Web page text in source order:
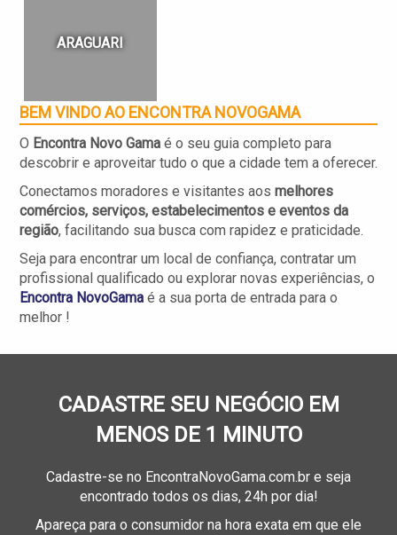
ARAGUARI
BEM VINDO AO ENCONTRANOVOGAMA
O Encontra Novo Gama é o seu guia completo para
descobrir e aproveitar tudo o que a cidade tem a oferecer.
Conectamos moradores e visitantes aos melhores
comércios, serviços, estabelecimentos e eventos da
região, facilitando sua busca com rapidez e praticidade.
Seja para encontrar um local de confiança, contratar um
profissional qualificado ou explorar novas experiências, o
Encontra NovoGama é a sua porta de entrada para o
melhor !
CADASTRE SEU NEGÓCIO EM
MENOS DE 1 MINUTO
Cadastre-se no EncontraNovoGama.com.br e seja
encontrado todos os dias, 24h por dia!
Apareça para o consumidor na hora exata em que ele